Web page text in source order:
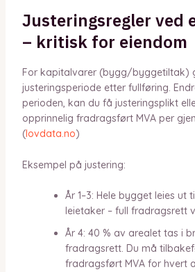
Justeringsregler ved
– kritisk for eiendom
For kapitalvarer (bygg/byggetiltak)
justeringsperiode etter fullføring.
perioden, kan du få justeringsplikt
opprinnelig fradragsført MVA per
(lovdata.no)
Eksempel på justering:
År 1–3: Hele bygget leies ut
leietaker – full fradragsrett
År 4: 40 % av arealet tas i
fradragsrett. Du må
fradragsført MVA for hvert